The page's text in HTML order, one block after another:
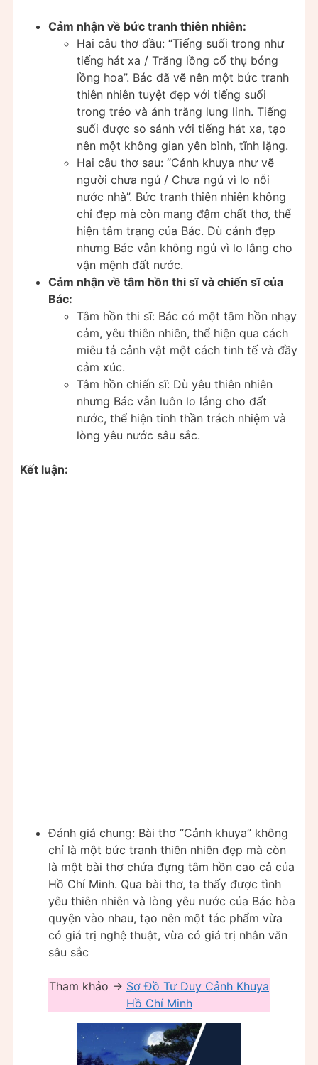
Cảm nhận về bức tranh thiên nhiên:
Hai câu thơ đầu: “Tiếng suối trong như
tiếng hát xa / Trăng lồng cổ thụ bóng
lồng hoa”. Bác đã vẽ nên một bức tranh
thiên nhiên tuyệt đẹp với tiếng suối
trong trẻo và ánh trăng lung linh. Tiếng
suối được so sánh với tiếng hát xa, tạo
nên một không gian yên bình, tĩnh lặng.
Hai câu thơ sau: “Cảnh khuya như vẽ
người chưa ngủ / Chưa ngủ vì lo nỗi
nước nhà”. Bức tranh thiên nhiên không
chỉ đẹp mà còn mang đậm chất thơ, thể
hiện tâm trạng của Bác. Dù cảnh đẹp
nhưng Bác vẫn không ngủ vì lo lắng cho
vận mệnh đất nước.
Cảm nhận về tâm hồn thi sĩ và chiến sĩ của
Bác:
Tâm hồn thi sĩ: Bác có một tâm hồn nhạy
cảm, yêu thiên nhiên, thể hiện qua cách
miêu tả cảnh vật một cách tinh tế và đầy
cảm xúc.
Tâm hồn chiến sĩ: Dù yêu thiên nhiên
nhưng Bác vẫn luôn lo lắng cho đất
nước, thể hiện tinh thần trách nhiệm và
lòng yêu nước sâu sắc.
Kết luận:
Đánh giá chung: Bài thơ “Cảnh khuya” không
chỉ là một bức tranh thiên nhiên đẹp mà còn
là một bài thơ chứa đựng tâm hồn cao cả của
Hồ Chí Minh. Qua bài thơ, ta thấy được tình
yêu thiên nhiên và lòng yêu nước của Bác hòa
quyện vào nhau, tạo nên một tác phẩm vừa
có giá trị nghệ thuật, vừa có giá trị nhân văn
sâu sắc
Tham khảo -> Sơ Đồ Tư Duy Cảnh Khuya
Hồ Chí Minh